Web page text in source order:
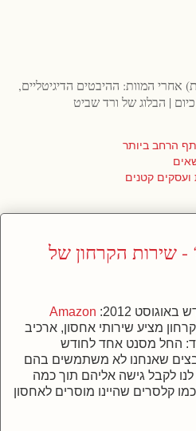
אחרי המוות: ההיבטים הדיגיטליים,
| הבלוג של ורד שביט
- שירות הקרחון של
2012:
Amazon
מציע שירותי אחסון, ארכיב
החל מסנט אחד לחודש
שאנחנו לא משתמשים בהם
לקבל גישה אליהם תוך כמה
קלסרים שהיינו מוסרים לאחסון